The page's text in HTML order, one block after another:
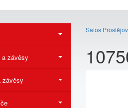
závěsy
závěsy
Satos